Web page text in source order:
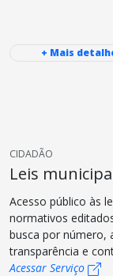
+ Mais
CIDADÃO
Leis
Acesso público às
normativos
busca por número,
transparência e
Acessar Serviço